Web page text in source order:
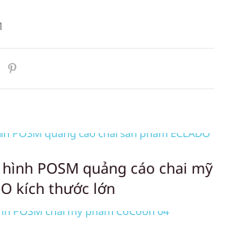
POSM quảng cáo chai mỹ
kích thước lớn